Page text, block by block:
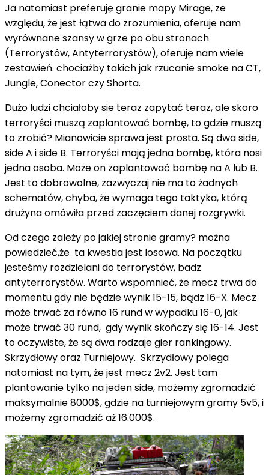
Ja natomiast preferuję granie mapy Mirage, ze
względu, że jest łątwa do zrozumienia, oferuje nam
wyrównane szansy w grze po obu stronach
(Terrorystów, Antyterrorystów), oferuję nam wiele
zestawień. chociażby takich jak rzucanie smoke na CT,
Jungle, Conector czy Shorta.
Dużo ludzi chciałoby sie teraz zapytać teraz, ale skoro
terroryści muszą zaplantować bombę, to gdzie muszą
to zrobić? Mianowicie sprawa jest prosta. Są dwa side,
side A i side B. Terroryści mają jedna bombę, która nosi
jedna osoba. Może on zaplantować bombę na A lub B.
Jest to dobrowolne, zazwyczaj nie ma to żadnych
schematów, chyba, że wymaga tego taktyka, którą
drużyna omówiła przed zaczęciem danej rozgrywki.
Od czego zależy po jakiej stronie gramy? można
powiedzieć,że ta kwestia jest losowa. Na początku
jesteśmy rozdzielani do terrorystów, badz
antyterrorystów. Warto wspomnieć, że mecz trwa do
momentu gdy nie będzie wynik 15-15, bądz 16-X. Mecz
może trwać za równo 16 rund w wypadku 16-0, jak
może trwać 30 rund, gdy wynik skończy się 16-14. Jest
to oczywiste, że są dwa rodzaje gier rankingowy.
Skrzydłowy oraz Turniejowy. Skrzydłowy polega
natomiast na tym, że jest mecz 2v2. Jest tam
plantowanie tylko na jeden side, możemy zgromadzić
maksymalnie 8000$, gdzie na turniejowym gramy 5v5, i
możemy zgromadzić aż 16.000$.